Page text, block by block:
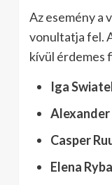
Az esemény a
vonultatja fel.
kívül érdemes
Iga
Casper
Elena